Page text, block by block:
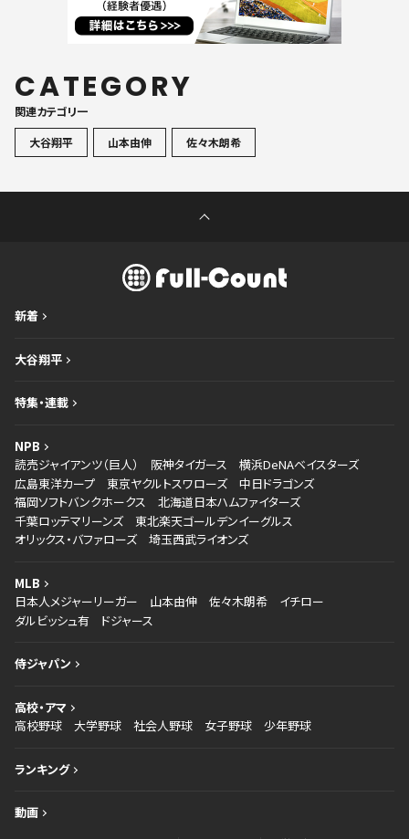
CATEGORY
関連カテゴリ一
大谷翔平
山本由伸 佐々木朗希
新着
大谷翔平
特集・連載
NPB
読売ジャイアンツ（巨人）
阪神タイガース
横浜DeNAベイスターズ
広島東洋カープ
東京ヤクルトスワローズ
中日ドラゴンズ
福岡ソフトバンクホークス
北海道日本ハムファイターズ
千葉ロッテマリーンズ
東北楽天ゴールデンイーグルス
オリックス・バファローズ
埼玉西武ライオンズ
MLB
日本人メジャーリーガー
山本由伸 佐々木朗希
イチロー
ダルビッシュ有
ドジャース
侍ジャパン
高校・アマ
高校野球
大学野球 社会人野球 女子野球 少年野球
ランキング
動画